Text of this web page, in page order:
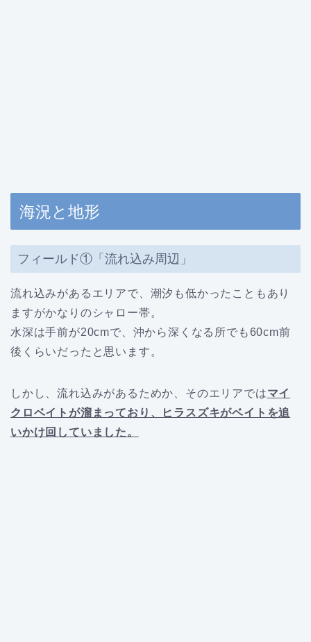
海況と地形
フィールド①「流れ込み周辺」
流れ込みがあるエリアで、潮汐も低かったこともあり
ますがかなりのシャロー帯。
水深は手前が20cmで、沖から深くなる所でも60cm前
後くらいだったと思います。
しかし、流れ込みがあるためか、そのエリアではマイ
クロベイトが溜まっており、ヒラスズキがベイトを追
いかけ回していました。